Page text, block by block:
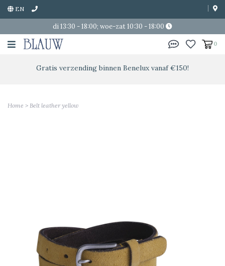
EN
di 13:30 - 18:00; woe-zat 10:30 - 18:00
0
Gratis verzending binnen Benelux vanaf €150!
Home > Belt leather yellow